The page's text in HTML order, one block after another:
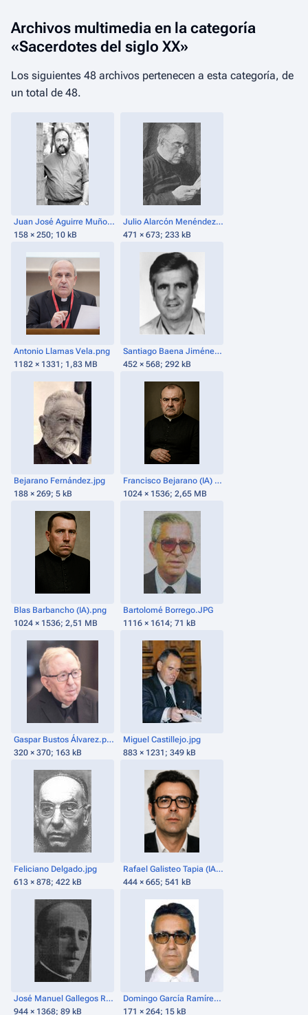
Archivos multimedia en la categoría
«Sacerdotes del siglo XX»
Los siguientes 48 archivos pertenecen a esta categoría, de
un total de 48.
Juan José Aguirre Muñoz.jpg
158 × 250; 10 kB
Julio Alarcón Menéndez.png
471 × 673; 233 kB
Antonio Llamas Vela.png
1182 × 1331; 1,83 MB
Santiago Baena Jiménez.png
452 × 568; 292 kB
Bejarano Fernández.jpg
188 × 269; 5 kB
Francisco Bejarano (IA) hiperrealista.png
1024 × 1536; 2,65 MB
Blas Barbancho (IA).png
1024 × 1536; 2,51 MB
Bartolomé Borrego.JPG
1116 × 1614; 71 kB
Gaspar Bustos Álvarez.png
320 × 370; 163 kB
Miguel Castillejo.jpg
883 × 1231; 349 kB
Feliciano Delgado.jpg
613 × 878; 422 kB
Rafael Galisteo Tapia (IA).png
444 × 665; 541 kB
José Manuel Gallegos Rocafull.JPG
944 × 1368; 89 kB
Domingo García Ramírez.jpg
171 × 264; 15 kB